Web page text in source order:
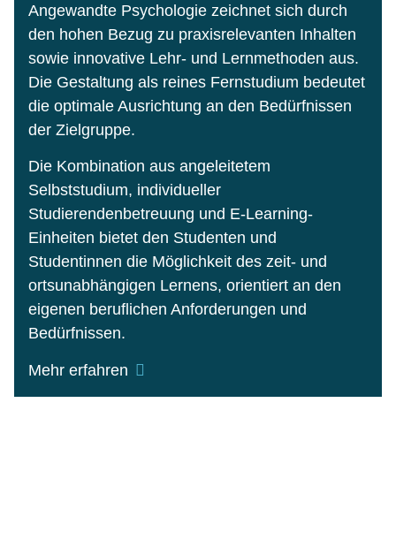
Angewandte Psychologie zeichnet sich durch
den hohen Bezug zu praxisrelevanten Inhalten
sowie innovative Lehr- und Lernmethoden aus.
Die Gestaltung als reines Fernstudium bedeutet
die optimale Ausrichtung an den Bedürfnissen
der Zielgruppe.
Die Kombination aus angeleitetem
Selbststudium, individueller
Studierendenbetreuung und E-Learning-
Einheiten bietet den Studenten und
Studentinnen die Möglichkeit des zeit- und
ortsunabhängigen Lernens, orientiert an den
eigenen beruflichen Anforderungen und
Bedürfnissen.
Mehr erfahren
Der Einsatz moderner E-Learning-